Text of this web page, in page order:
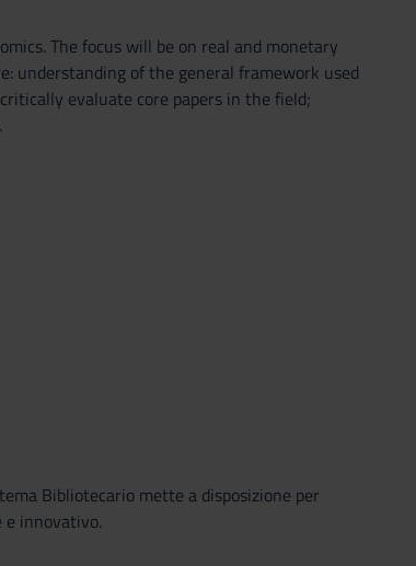
The focus will be on real and monetary
understanding of the general framework used
evaluate core papers in the field;
Bibliotecario mette a disposizione per
e innovativo.